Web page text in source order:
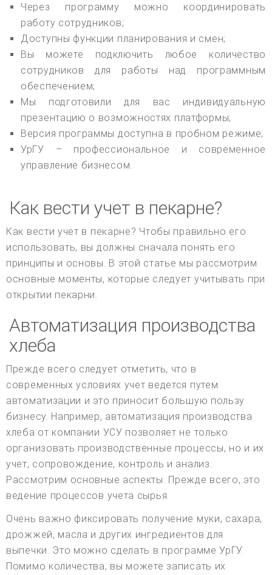
Через программу можно координировать
работу сотрудников;
Доступны функции планирования и смен;
Вы можете подключить любое количество
сотрудников для работы над программным
обеспечением;
Мы подготовили для вас индивидуальную
презентацию о возможностях платформы;
Версия программы доступна в пробном режиме;
УрГУ – профессиональное и современное
управление бизнесом.
Как вести учет в пекарне?
Как вести учет в пекарне? Чтобы правильно его
использовать, вы должны сначала понять его
принципы и основы. В этой статье мы рассмотрим
основные моменты, которые следует учитывать при
открытии пекарни.
Автоматизация производства
хлеба
Прежде всего следует отметить, что в
современных условиях учет ведется путем
автоматизации и это приносит большую пользу
бизнесу. Например, автоматизация производства
хлеба от компании УСУ позволяет не только
организовать производственные процессы, но и их
учет, сопровождение, контроль и анализ.
Рассмотрим основные аспекты. Прежде всего, это
ведение процессов учета сырья.
Очень важно фиксировать получение муки, сахара,
дрожжей, масла и других ингредиентов для
выпечки. Это можно сделать в программе УрГУ.
Помимо количества, вы можете записать их